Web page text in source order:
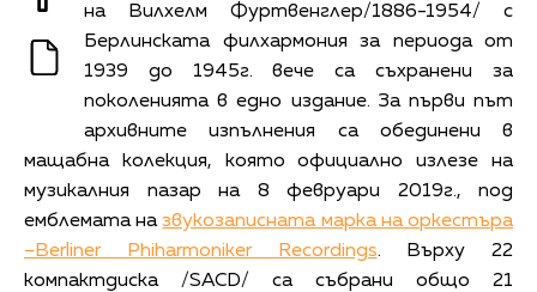
на Вилхелм Фуртвенглер/1886-1954/ с
Берлинската филхармония за периода от
1939 до 1945г. вече са съхранени за
поколенията в едно издание. За първи път
архивните изпълнения са обединени в
мащабна колекция, която официално излезе на
музикалния пазар на 8 февруари 2019г., под
емблемата назвукозаписната марка на оркестъра
–Berliner Phiharmoniker Recordings. Върху 22
компактдиска /SACD/ са събрани общо 21